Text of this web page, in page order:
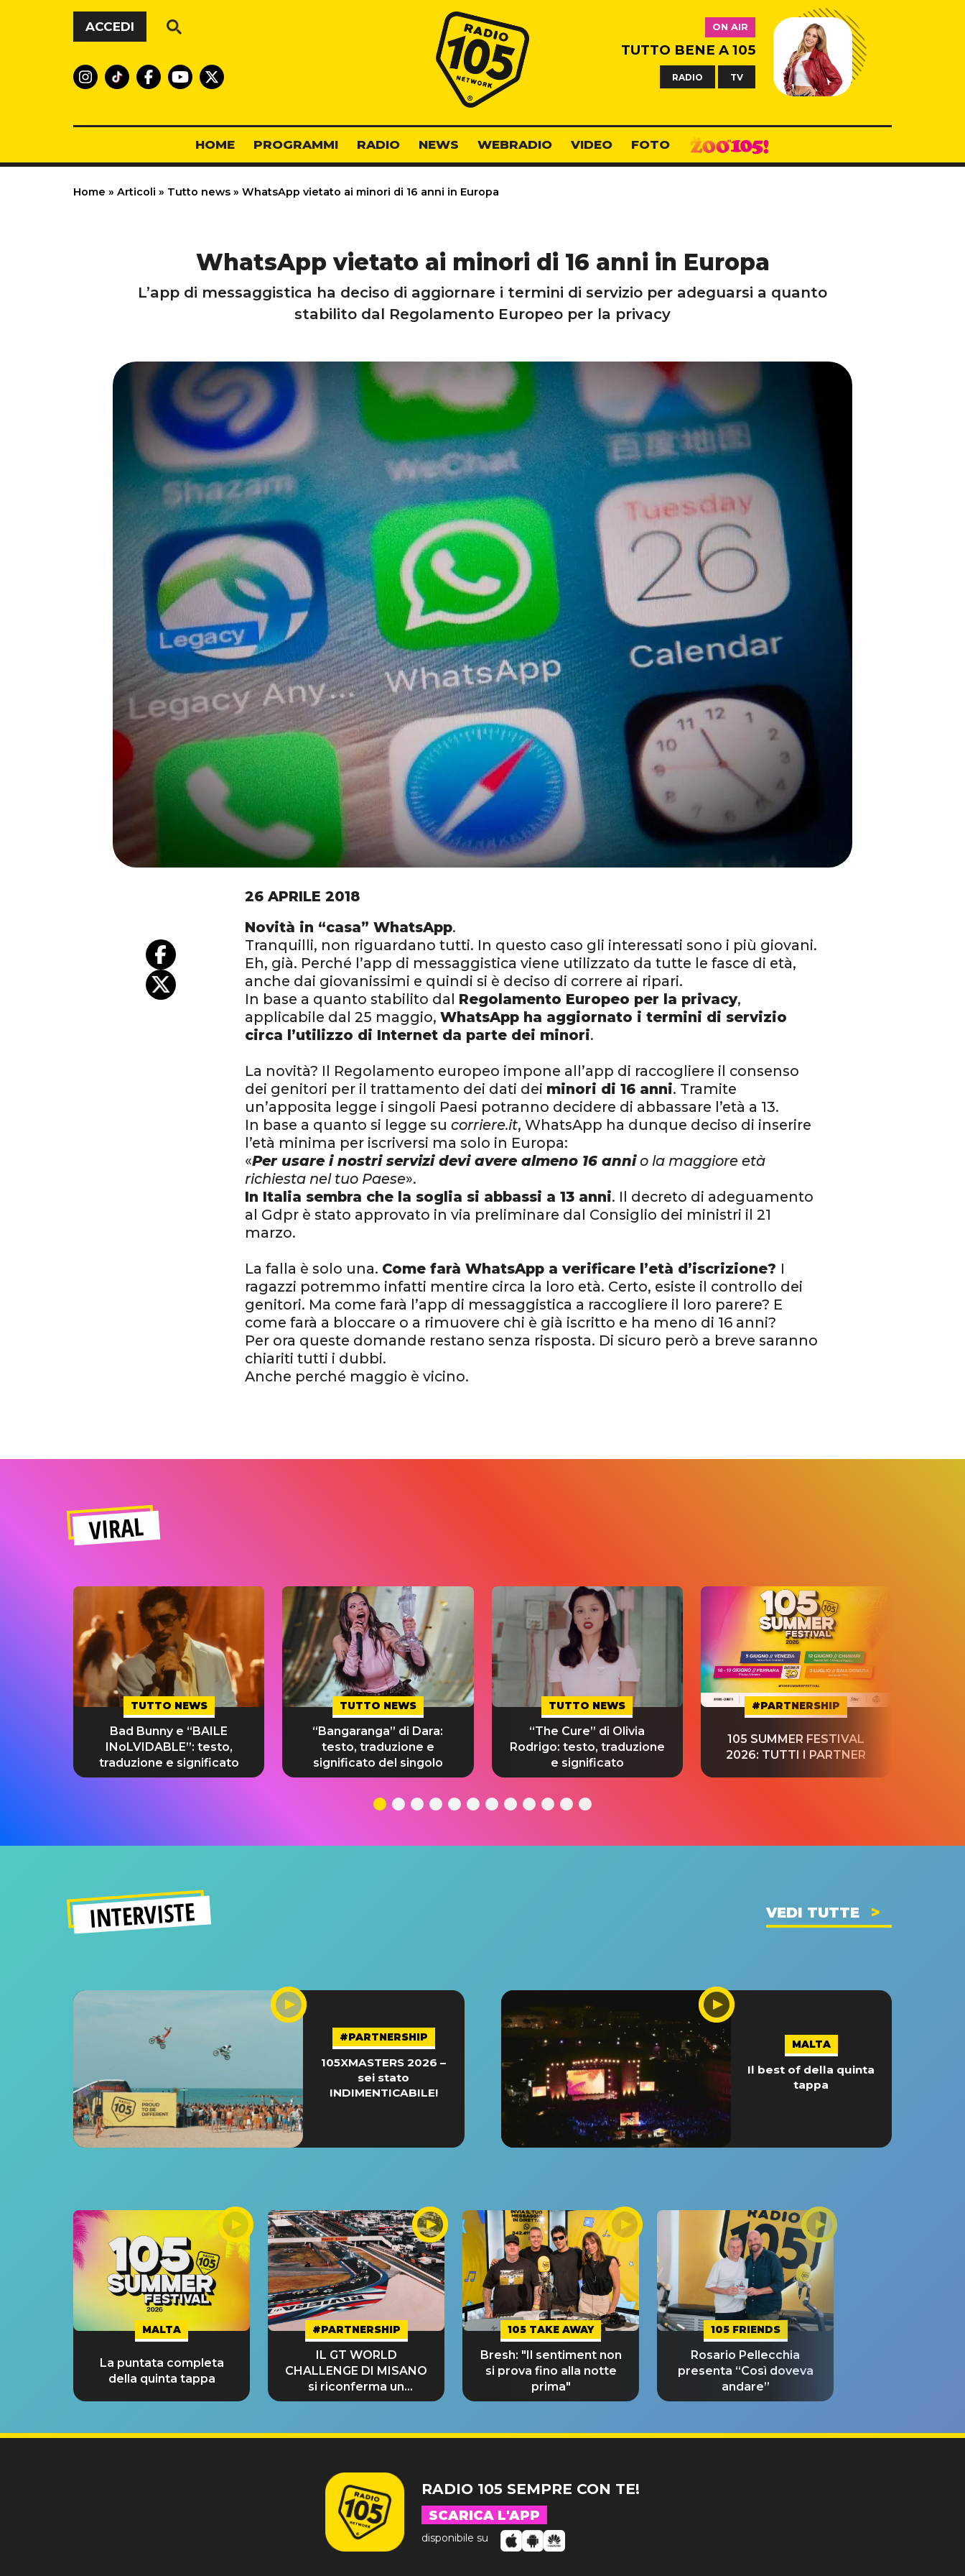
Vai al contenuto
ACCEDI
Radio 105
ON AIR
TUTTO BENE A 105
RADIO TV
HOME PROGRAMMI RADIO NEWS WEBRADIO VIDEO FOTO
Home » Articoli » Tutto news » WhatsApp vietato ai minori di 16 anni in Europa
WhatsApp vietato ai minori di 16 anni in Europa
L’app di messaggistica ha deciso di aggiornare i termini di servizio per adeguarsi a quanto
stabilito dal Regolamento Europeo per la privacy
26 APRILE 2018
Novità in “casa” WhatsApp.
Tranquilli, non riguardano tutti. In questo caso gli interessati sono i più giovani.
Eh, già. Perché l’app di messaggistica viene utilizzato da tutte le fasce di età,
anche dai giovanissimi e quindi si è deciso di correre ai ripari.
In base a quanto stabilito dal Regolamento Europeo per la privacy,
applicabile dal 25 maggio,WhatsApp ha aggiornato i termini di servizio
circa l’utilizzo di Internet da parte dei minori.
La novità? Il Regolamento europeo impone all’app di raccogliere il consenso
dei genitori per il trattamento dei dati dei minori di 16 anni. Tramite
un’apposita legge i singoli Paesi potranno decidere di abbassare l’età a 13.
In base a quanto si legge sucorriere.it, WhatsApp ha dunque deciso di inserire
l’età minima per iscriversi ma solo in Europa:
«Per usare i nostri servizi devi avere almeno 16 annio la maggiore età
richiesta nel tuo Paese».
In Italia sembra che la soglia si abbassi a 13 anni. Il decreto di adeguamento
al Gdpr è stato approvato in via preliminare dal Consiglio dei ministri il 21
marzo.
La falla è solo una. Come farà WhatsApp a verificare l’età d’iscrizione? I
ragazzi potremmo infatti mentire circa la loro età. Certo, esiste il controllo dei
genitori. Ma come farà l’app di messaggistica a raccogliere il loro parere? E
come farà a bloccare o a rimuovere chi è già iscritto e ha meno di 16 anni?
Per ora queste domande restano senza risposta. Di sicuro però a breve saranno
chiariti tutti i dubbi.
Anche perché maggio è vicino.
VIRAL
TUTTO NEWS
Bad Bunny e “BAILE
INoLVIDABLE”: testo,
traduzione e significato
TUTTO NEWS
“Bangaranga” di Dara:
testo, traduzione e
significato del singolo
TUTTO NEWS
“The Cure” di Olivia
Rodrigo: testo, traduzione
e significato
#PARTNERSHIP
105 SUMMER FESTIVAL
2026: TUTTI I PARTNER
INTERVISTE VEDI TUTTE
#PARTNERSHIP
105XMASTERS 2026 –
sei stato
INDIMENTICABILE!
MALTA
Il best of della quinta
tappa
MALTA
La puntata completa
della quinta tappa
#PARTNERSHIP
IL GT WORLD
CHALLENGE DI MISANO
si riconferma un
GRANDE SUCCESSO!
105 TAKE AWAY
Bresh: "Il sentiment non
si prova fino alla notte
prima"
105 FRIENDS
Rosario Pellecchia
presenta “Così doveva
andare”
RADIO 105 SEMPRE CON TE!
SCARICA L'APP
disponibile su